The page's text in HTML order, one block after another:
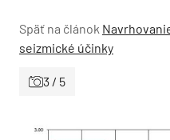
Späť na článok
seizmické účinky
3 / 5